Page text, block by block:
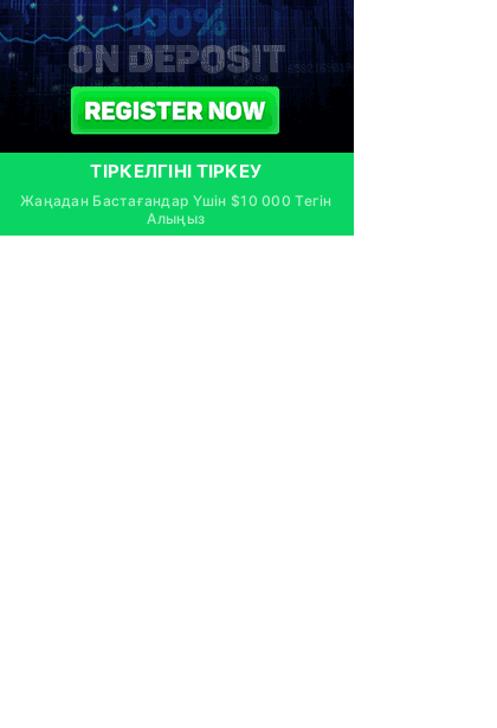
ТІРКЕЛГІНІ ТІРКЕУ
Жаңадан Бастағандар Үшін $10 000 Тегін
Алыңыз